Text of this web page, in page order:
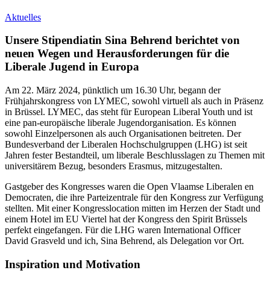
Aktuelles
Unsere Stipendiatin Sina Behrend berichtet von
neuen Wegen und Herausforderungen für die
Liberale Jugend in Europa
Am 22. März 2024, pünktlich um 16.30 Uhr, begann der
Frühjahrskongress von LYMEC, sowohl virtuell als auch in Präsenz
in Brüssel. LYMEC, das steht für European Liberal Youth und ist
eine pan-europäische liberale Jugendorganisation. Es können
sowohl Einzelpersonen als auch Organisationen beitreten. Der
Bundesverband der Liberalen Hochschulgruppen (LHG) ist seit
Jahren fester Bestandteil, um liberale Beschlusslagen zu Themen mit
universitärem Bezug, besonders Erasmus, mitzugestalten.
Gastgeber des Kongresses waren die Open Vlaamse Liberalen en
Democraten, die ihre Parteizentrale für den Kongress zur Verfügung
stellten. Mit einer Kongresslocation mitten im Herzen der Stadt und
einem Hotel im EU Viertel hat der Kongress den Spirit Brüssels
perfekt eingefangen. Für die LHG waren International Officer
David Grasveld und ich, Sina Behrend, als Delegation vor Ort.
Inspiration und Motivation